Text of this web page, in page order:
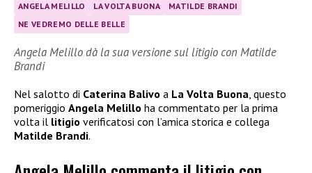
ANGELA MELILLO LA VOLTA BUONA
MATILDE BRANDI
NE VEDREMO DELLE BELLE
Angela Melillo dà la sua versione sul litigio con Matilde
Brandi
Nel salotto di Caterina Balivo a La Volta Buona, questo
pomeriggio Angela Melillo ha commentato per la prima
volta il litigio verificatosi con l’amica storica e collega
Matilde Brandi.